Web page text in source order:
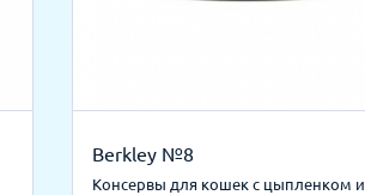
Berkley №8
Консервы для кошек с цыпленком и